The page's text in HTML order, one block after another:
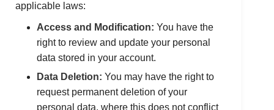
applicable laws:
Access and Modification: You have the
right to review and update your personal
data stored in your account.
Data Deletion: You may have the right to
request permanent deletion of your
personal data, where this does not conflict